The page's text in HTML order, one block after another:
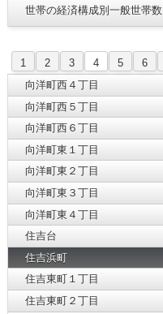
世帯の経済構成別一般世帯数
1 2 3 4 5 6
向洋町西４丁目
向洋町西５丁目
向洋町西６丁目
向洋町東１丁目
向洋町東２丁目
向洋町東３丁目
向洋町東４丁目
住吉台
住吉浜町
住吉東町１丁目
住吉東町２丁目